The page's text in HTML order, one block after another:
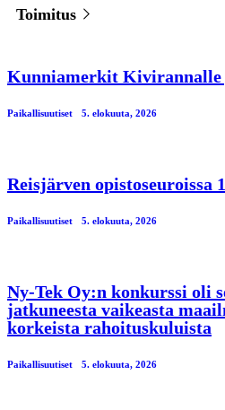
Toimitus
Kunniamerkit Kivirannalle
Paikallisuutiset 5. elokuuta, 2026
Reisjärven opistoseuroissa
Paikallisuutiset 5. elokuuta, 2026
Ny-Tek Oy:n konkurssi oli
jatkuneesta vaikeasta
korkeista rahoituskuluista
Paikallisuutiset 5. elokuuta, 2026